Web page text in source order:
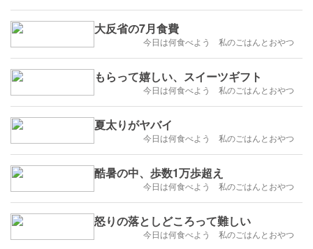
大反省の7月食費
今日は何食べよう 私のごはんとおやつ
もらって嬉しい、スイーツギフト
今日は何食べよう 私のごはんとおやつ
夏太りがヤバイ
今日は何食べよう 私のごはんとおやつ
酷暑の中、歩数1万歩超え
今日は何食べよう 私のごはんとおやつ
怒りの落としどころって難しい
今日は何食べよう 私のごはんとおやつ